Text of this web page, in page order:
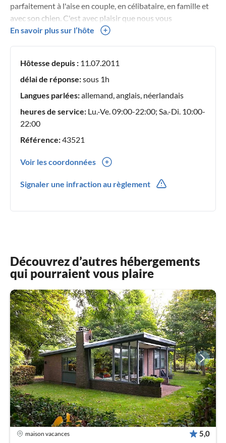
parfaitement à l'aise en couple, en célibataire, en famille et
avec son chien. C'est avec plaisir que nous vous
accueillerons comme nos hôtes !
En savoir plus sur l’hôte
Hôtesse depuis : 11.07.2011
délai de réponse:sous 1h
Langues parlées:allemand, anglais, néerlandais
heures de service: Lu.-Ve. 09:00-22:00; Sa.-Di. 10:00-
22:00
Référence:43521
Voir les coordonnées
Signaler une infraction au règlement
Découvrez d’autres hébergements
qui pourraient vous plaire
maison vacances 5,0